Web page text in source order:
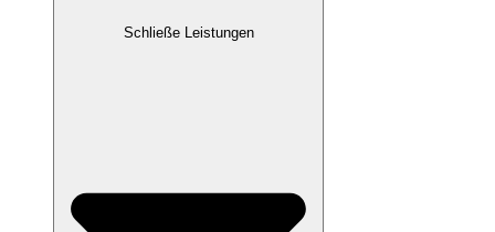
Schließe Leistungen